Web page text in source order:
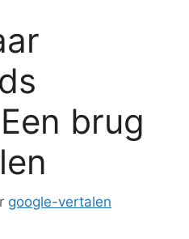
brug
google-vertalen